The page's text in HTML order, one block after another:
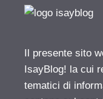
Il presente sito
IsayBlog! la cui
tematici di